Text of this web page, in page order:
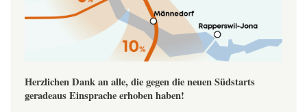
Herzlichen Dank an alle, die gegen die neuen Südstarts
geradeaus Einsprache erhoben haben!